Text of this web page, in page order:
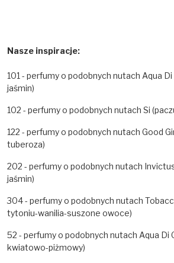
Nasze inspiracje:
101 - perfumy o podobnych nutach Aqua
jaśmin)
102 - perfumy o podobnych nutach Si
122 - perfumy o podobnych nutach Good
tuberoza)
202 - perfumy o podobnych nutach
jaśmin)
304 - perfumy o podobnych nutach
tytoniu-wanilia-suszone owoce)
52 - perfumy o podobnych nutach Aqua Di
kwiatowo-piżmowy)